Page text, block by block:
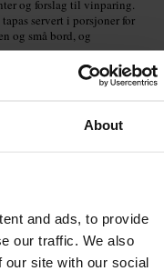
About
and ads, to provide
our traffic. We also
our site with our social
og forslag til vinparing.
servert i porsjoner for
og små bord, og